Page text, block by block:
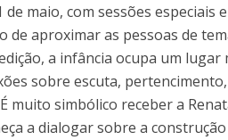
maio, com sessões especiais
de aproximar as pessoas de
a infância ocupa um
sobre escuta, pertencimento,
muito simbólico receber a
a dialogar sobre a